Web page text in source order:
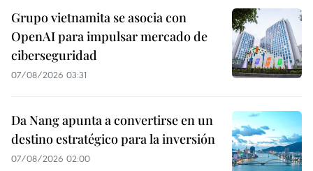
Grupo vietnamita se asocia con
OpenAI para impulsar mercado de
ciberseguridad
07/08/2026 03:31
Da Nang apunta a convertirse en un
destino estratégico para la inversión
07/08/2026 02:00